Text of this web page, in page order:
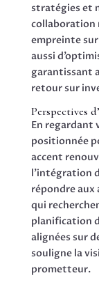
stratégies et
collaboration
empreinte
aussi
garantissant
retour sur
Perspectives
En regardant
positionnée
accent
l’intégration
répondre aux
qui
planification
alignées sur
souligne la
prometteur.